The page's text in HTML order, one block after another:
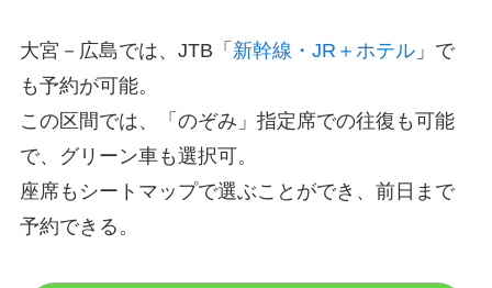
大宮－広島では、JTB「 新幹線・JR＋ホテル」で
も予約が可能。
この区間では、「のぞみ」指定席での往復も可能
で、グリーン車も選択可。
座席もシートマップで選ぶことができ、前日まで
予約できる。